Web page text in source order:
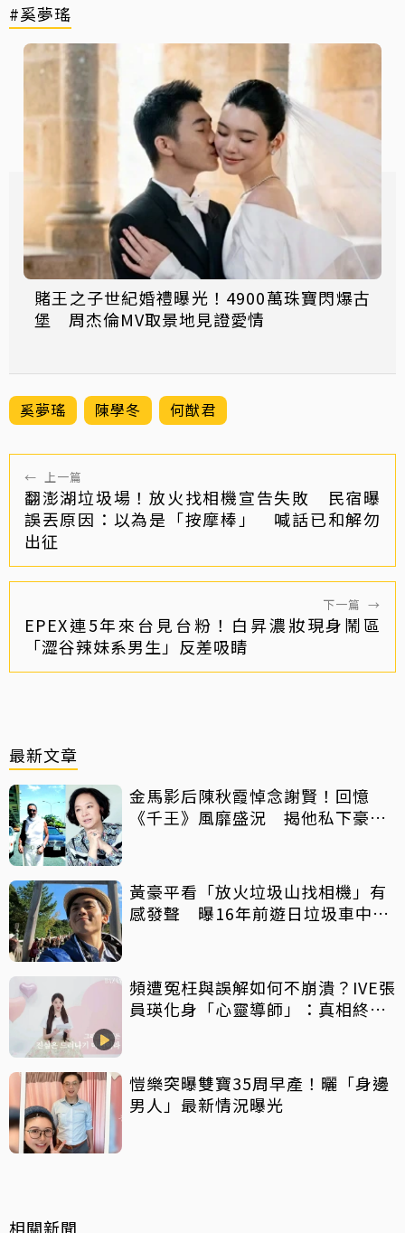
#奚夢瑤
賭王之子世紀婚禮曝光！4900萬珠寶閃爆古
堡 周杰倫MV取景地見證愛情
奚夢瑤 陳學冬 何猷君
← 上一篇
翻澎湖垃圾場！放火找相機宣告失敗 民宿曝
誤丟原因：以為是「按摩棒」 喊話已和解勿
出征
下一篇 →
EPEX連5年來台見台粉！白昇濃妝現身鬧區
「澀谷辣妹系男生」反差吸睛
最新文章
金馬影后陳秋霞悼念謝賢！回憶
《千王》風靡盛況 揭他私下豪爽
黃豪平看「放火垃圾山找相機」有
感發聲 曝16年前遊日垃圾車中含
頻遭冤枉與誤解如何不崩潰？IVE張
員瑛化身「心靈導師」：真相終會
愷樂突曝雙寶35周早產！曬「身邊
男人」最新情況曝光
相關新聞